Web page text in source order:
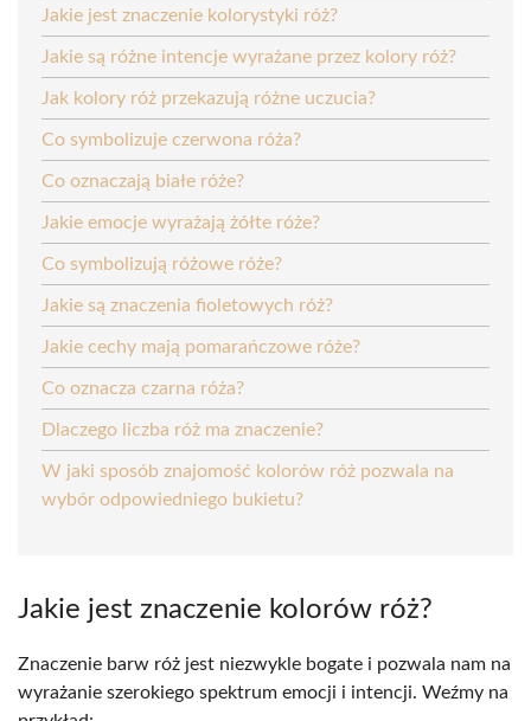
Jakie jest znaczenie kolorystyki róż?
Jakie są różne intencje wyrażane przez kolory róż?
Jak kolory róż przekazują różne uczucia?
Co symbolizuje czerwona róża?
Co oznaczają białe róże?
Jakie emocje wyrażają żółte róże?
Co symbolizują różowe róże?
Jakie są znaczenia fioletowych róż?
Jakie cechy mają pomarańczowe róże?
Co oznacza czarna róża?
Dlaczego liczba róż ma znaczenie?
W jaki sposób znajomość kolorów róż pozwala na
wybór odpowiedniego bukietu?
Jakie jest znaczenie kolorów róż?
Znaczenie barw róż jest niezwykle bogate i pozwala nam na
wyrażanie szerokiego spektrum emocji i intencji. Weźmy na